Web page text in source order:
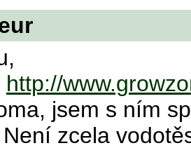
http://
jsem s ním
zcela